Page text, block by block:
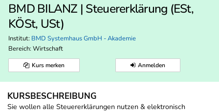
BMD BILANZ | Steuererklärung (ESt,
KÖSt, USt)
Institut: BMD Systemhaus GmbH - Akademie
Bereich: Wirtschaft
Kurs merken Anmelden
KURSBESCHREIBUNG
Sie wollen alle Steuererklärungen nutzen & elektronisch